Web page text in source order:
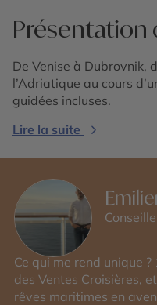
Présentation
De Venise à Dubrovnik,
l’Adriatique au cours
guidées incluses.
Lire la suite
Ce qui me rend unique
des Ventes Croisières,
rêves maritimes en